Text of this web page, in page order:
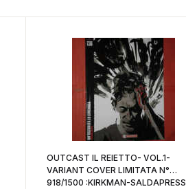
OUTCAST IL REIETTO- VOL.1-
VARIANT COVER LIMITATA N°
918/1500 :KIRKMAN-SALDAPRESS